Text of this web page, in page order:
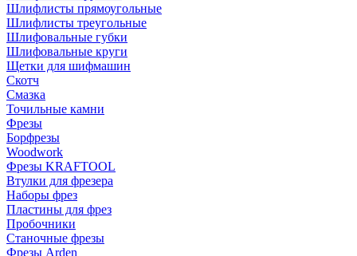
Шлифлисты прямоугольные
Шлифлисты треугольные
Шлифовальные губки
Шлифовальные круги
Щетки для шифмашин
Скотч
Смазка
Точильные камни
Фрезы
Борфрезы
Woodwork
Фрезы KRAFTOOL
Втулки для фрезера
Наборы фрез
Пластины для фрез
Пробочники
Станочные фрезы
Фрезы Arden